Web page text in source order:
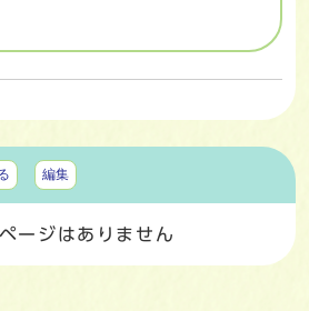
編集
ージはありません